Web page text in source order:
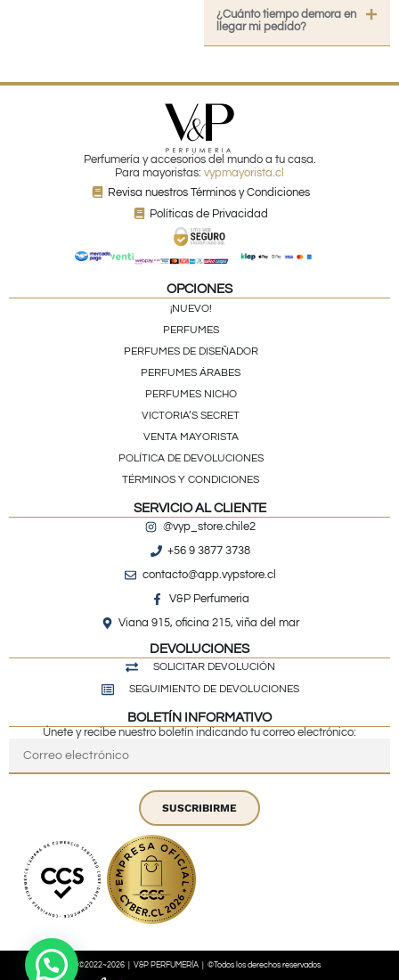
¿Cuánto tiempo demora en
llegar mi pedido?
Perfumería y accesorios del mundo a tu casa.
Para mayoristas: vypmayorista.cl
Revisa nuestros Términos y Condiciones
Políticas de Privacidad
OPCIONES
¡NUEVO!
PERFUMES
PERFUMES DE DISEÑADOR
PERFUMES ÁRABES
PERFUMES NICHO
VICTORIA’S SECRET
VENTA MAYORISTA
POLÍTICA DE DEVOLUCIONES
TÉRMINOS Y CONDICIONES
SERVICIO AL CLIENTE
@vyp_store.chile2
+56 9 3877 3738
contacto@app.vypstore.cl
V&P Perfumeria
Viana 915, oficina 215, viña del mar
DEVOLUCIONES
SOLICITAR DEVOLUCIÓN
SEGUIMIENTO DE DEVOLUCIONES
BOLETÍN INFORMATIVO
Únete y recibe nuestro boletín indicando tu correo electrónico:
SUSCRIBIRME
©2022~2026 | V&P PERFUMERÍA | ©Todos los derechos reservados